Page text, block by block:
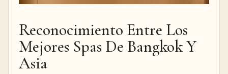
Reconocimiento Entre Los
Mejores Spas De Bangkok Y
Asia